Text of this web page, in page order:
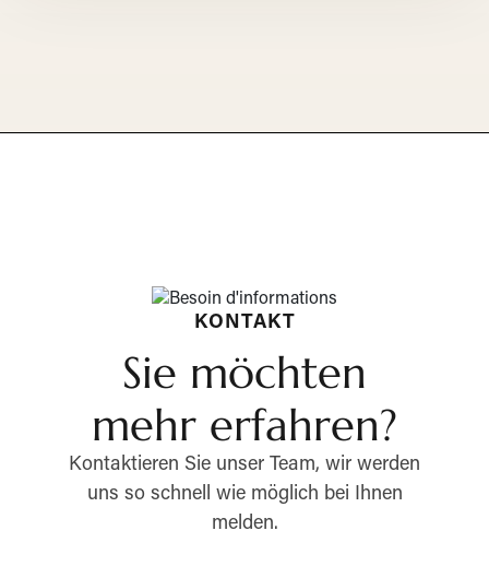
KONTAKT
Sie möchten
mehr erfahren?
Kontaktieren Sie unser Team, wir werden
uns so schnell wie möglich bei Ihnen
melden.